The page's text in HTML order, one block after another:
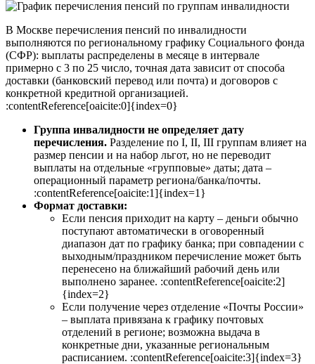
В Москве перечисления пенсий по инвалидности
выполняются по региональному графику Социального фонда
(СФР): выплаты распределены в месяце в интервале
примерно с 3 по 25 число, точная дата зависит от способа
доставки (банковский перевод или почта) и договоров с
конкретной кредитной организацией.
:contentReference[oaicite:0]{index=0}
Группа инвалидности не определяет дату
перечисления. Разделение по I, II, III группам влияет на
размер пенсии и на набор льгот, но не переводит
выплаты на отдельные «групповые» даты; дата –
операционный параметр региона/банка/почты.
:contentReference[oaicite:1]{index=1}
Формат доставки:
Если пенсия приходит на карту – деньги обычно
поступают автоматически в оговоренный
диапазон дат по графику банка; при совпадении с
выходным/праздником перечисление может быть
перенесено на ближайший рабочий день или
выполнено заранее. :contentReference[oaicite:2]
{index=2}
Если получение через отделение «Почты России»
– выплата привязана к графику почтовых
отделений в регионе; возможна выдача в
конкретные дни, указанные региональным
расписанием. :contentReference[oaicite:3]{index=3}